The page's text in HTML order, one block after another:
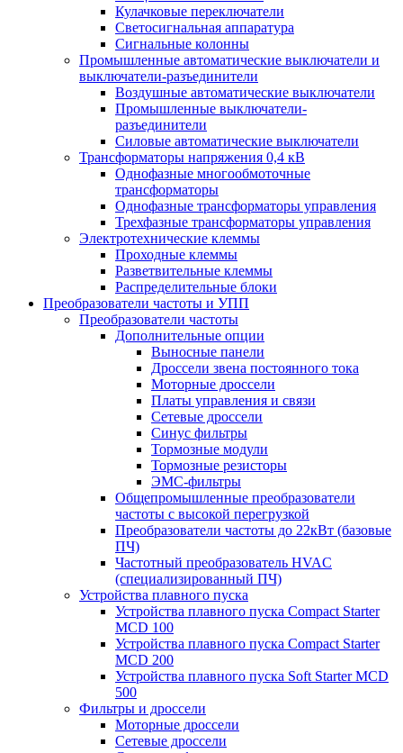
Кулачковые переключатели
Светосигнальная аппаратура
Сигнальные колонны
Промышленные автоматические выключатели и
выключатели-разъединители
Воздушные автоматические выключатели
Промышленные выключатели-
разъединители
Силовые автоматические выключатели
Трансформаторы напряжения 0,4 кВ
Однофазные многообмоточные
трансформаторы
Однофазные трансформаторы управления
Трехфазные трансформаторы управления
Электротехнические клеммы
Проходные клеммы
Разветвительные клеммы
Распределительные блоки
Преобразователи частоты и УПП
Преобразователи частоты
Дополнительные опции
Выносные панели
Дроссели звена постоянного тока
Моторные дроссели
Платы управления и связи
Сетевые дроссели
Синус фильтры
Тормозные модули
Тормозные резисторы
ЭМС-фильтры
Общепромышленные преобразователи
частоты с высокой перегрузкой
Преобразователи частоты до 22кВт (базовые
ПЧ)
Частотный преобразователь HVAC
(специализированный ПЧ)
Устройства плавного пуска
Устройства плавного пуска Compact Starter
MCD 100
Устройства плавного пуска Compact Starter
MCD 200
Устройства плавного пуска Soft Starter MCD
500
Фильтры и дроссели
Моторные дроссели
Сетевые дроссели